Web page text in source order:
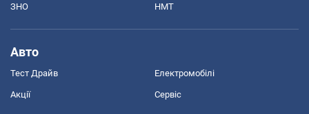
ЗНО НМТ
Авто
Тест Драйв Електромобілі
Акції Сервіс